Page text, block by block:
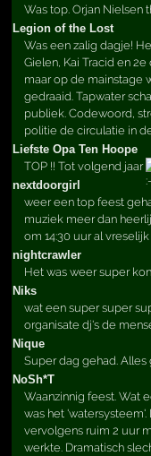
Was top. Orjan Nielsen
Legion of the Lost
Was een zalig dagje!
Gielen, Kai Tracid en 2e
maar op de mainstage
gedraaid. Tapwater
publiek. Codewoord,
politie de circulatie in
Liefste Opa Ten Hoope
TOP !! Tot volgend jaar
nextdoorgirl
weer een top feest
muziek meer dan
om 14:30 uur al
nightcrawler
Het was weer super
Niks
wat een super super
organisate dj's de
Nique
Super dag gehad.
NoSh*T
Waanzinnig feest. Wat
was het
vervolgens ruim 2 uur
werkte. Dramatisch